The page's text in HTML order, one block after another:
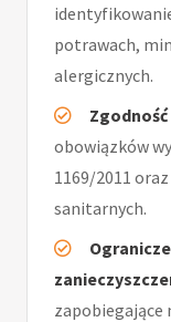
potrawach,
alergicznych.
obowiązków
1169/2011
sanitarnych.